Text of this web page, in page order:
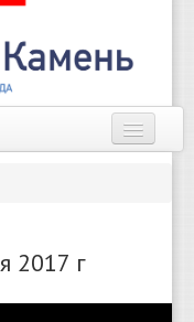
2017 г